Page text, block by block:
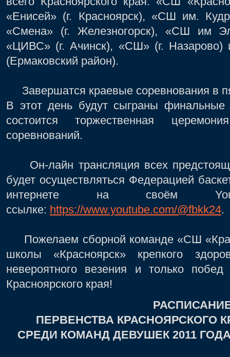
«Енисей» (г. Красноярск), «СШ им.
«Смена» (г. Железногорск), «СШ им
«ЦИВС» (г. Ачинск), «СШ» (г.
(Ермаковский район).
Завершатся краевые соревнования в
В этот день будут сыграны финальные
состоится торжественная
соревнований.
Он-лайн трансляция всех
будет осуществляться Федерацией
интернете на своём
ссылке: https://www.youtube.com/@fbkk24.
Пожелаем сборной команде «СШ
школы «Красноярск» крепкого
невероятного везения и только
Красноярского края!
ПЕРВЕНСТВА КРАСНОЯРСКОГО
СРЕДИ КОМАНД ДЕВУШЕК 2011